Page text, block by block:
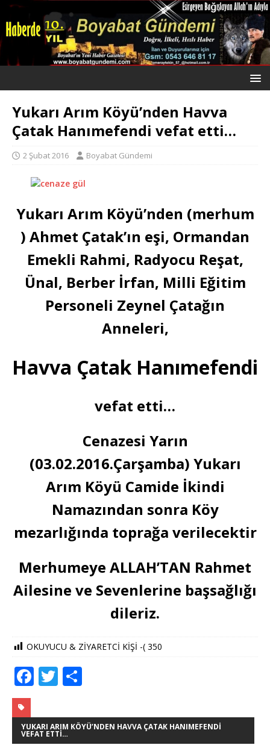
Yukarı Arım Köyü’nden Havva
Çatak Hanımefendi vefat etti…
2 Şubat 2016 Boyabat Gündemi
Yukarı Arım Köyü’nden (merhum
) Ahmet Çatak’ın eşi, Ormandan
Emekli Rahmi, Radyocu Reşat,
Ünal, Berber İrfan, Milli Eğitim
Personeli Zeynel Çatağın
Anneleri,
Havva Çatak Hanımefendi
vefat etti…
Cenazesi Yarın
(03.02.2016.Çarşamba) Yukarı
Arım Köyü Camide İkindi
Namazından sonra Köy
mezarlığında toprağa verilecektir
Merhumeye ALLAH’TAN Rahmet
Ailesine ve Sevenlerine başsağlığı
dileriz.
OKUYUCU & ZİYARETCİ KİŞİ -( 350
F
c
e
T
it
te
ar
e
YUKARI ARIM KÖYÜ’NDEN HAVVA ÇATAK HANIMEFENDI
VEFAT ETTI…